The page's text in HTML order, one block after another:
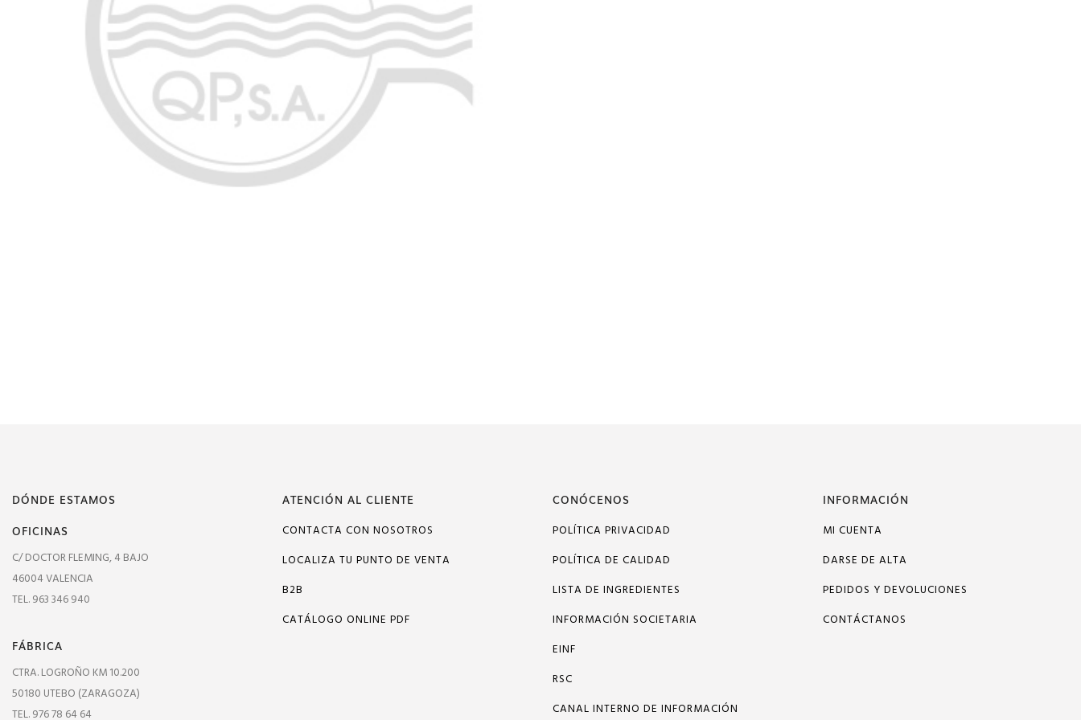
DÓNDE ESTAMOS
OFICINAS
C/ DOCTOR FLEMING, 4 BAJO
46004 VALENCIA
TEL. 963 346 940
FÁBRICA
CTRA. LOGROÑO KM 10.200
50180 UTEBO (ZARAGOZA)
TEL. 976 78 64 64
ATENCIÓN AL CLIENTE
CONTACTA CON NOSOTROS
LOCALIZA TU PUNTO DE VENTA
B2B
CATÁLOGO ONLINE PDF
CONÓCENOS
POLÍTICA PRIVACIDAD
POLÍTICA DE CALIDAD
LISTA DE INGREDIENTES
INFORMACIÓN SOCIETARIA
EINF
RSC
CANAL INTERNO DE INFORMACIÓN
INFORMACIÓN
MI CUENTA
DARSE DE ALTA
PEDIDOS Y DEVOLUCIONES
CONTÁCTANOS